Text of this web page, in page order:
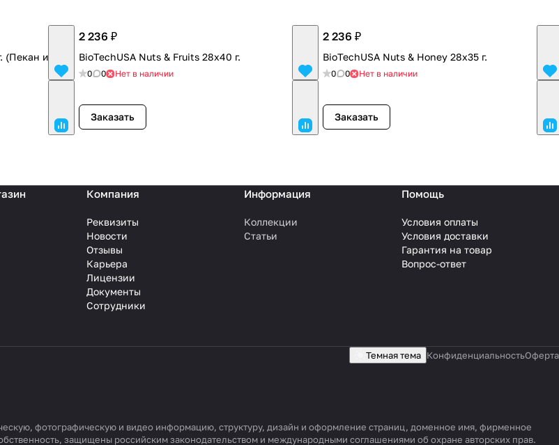
(Пекан и
2 236 ₽
BioTechUSA Nuts & Fruits 28x40 г.
0 0 Нет в наличии
Заказать
2 236 ₽
BioTechUSA Nuts & Honey 28x35 г.
0 0 Нет в наличии
Заказать
Компания
Реквизиты
Новости
Отзывы
Карьера
Лицензии
Документы
Сотрудники
Информация
Коллекции
Статьи
Помощь
Условия оплаты
Условия доставки
Гарантия на товар
Вопрос-ответ
Темная тема КонфиденциальностьОферта
фотографическую и видео информацию, структуру, дизайн и оформление страниц, доменное имя, фирменное
защищены российским законодательством и международными соглашениями об охране авторских прав.